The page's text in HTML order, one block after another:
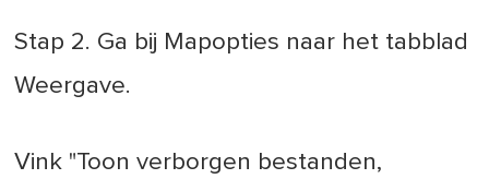
Stap 2. Ga bij Mapopties naar het tabblad
Weergave.
Vink "Toon verborgen bestanden,